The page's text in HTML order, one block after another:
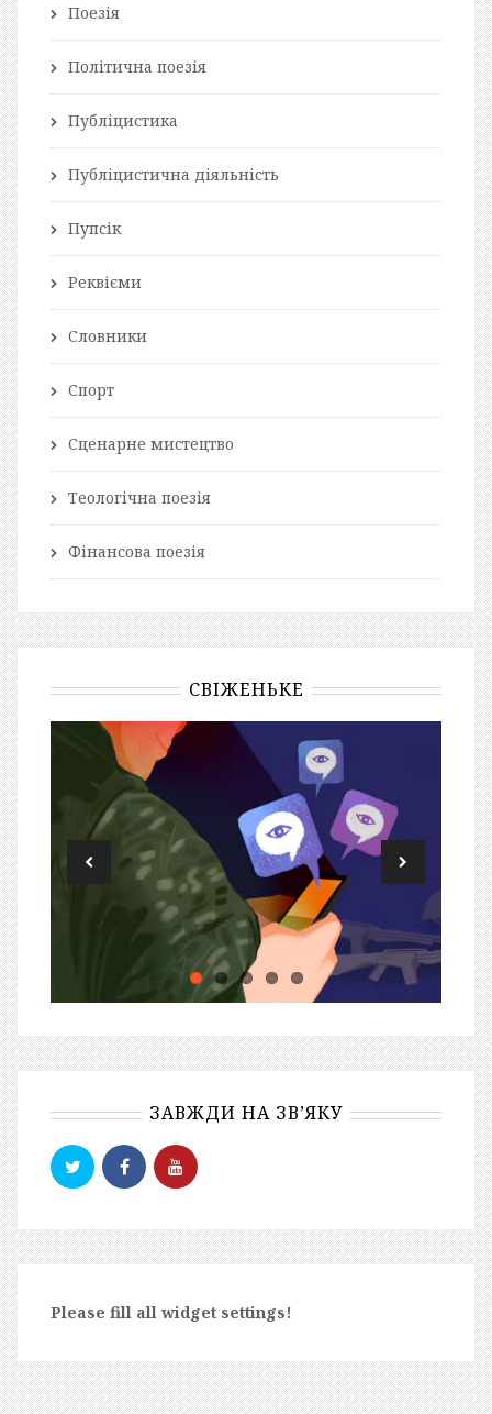
Поезія
Політична поезія
Публіцистика
Публіцистична діяльність
Пупсік
Реквієми
Словники
Спорт
Сценарне мистецтво
Теологічна поезія
Фінансова поезія
СВІЖЕНЬКЕ
ЗАВЖДИ НА ЗВ’ЯКУ
Please fill all widget settings!